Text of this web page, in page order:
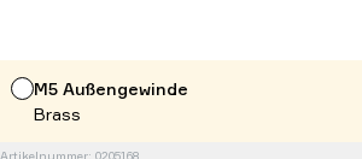
M5 Außengewinde
Brass
Artikelnummer: 0205168